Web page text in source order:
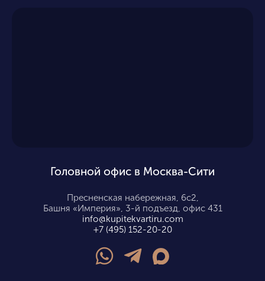
Головной офис в Москва-Сити
Пресненская набережная, 6с2,
Башня «Империя», 3-й подъезд, офис 431
info@kupitekvartiru.com
+7 (495) 152-20-20